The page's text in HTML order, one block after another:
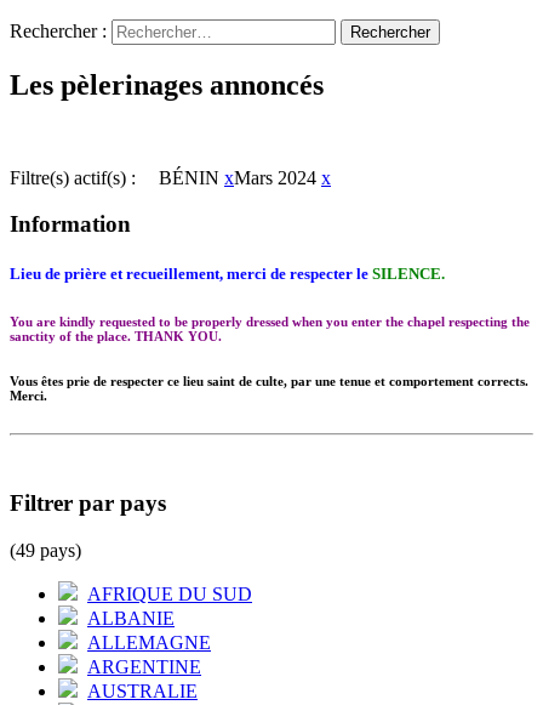
Rechercher :
Les pèlerinages annoncés
Filtre(s) actif(s) : BÉNIN xMars 2024 x
Information
Lieu de prière et recueillement, merci de respecter le SILENCE.
You are kindly requested to be properly dressed when you enter the chapel respecting the
sanctity of the place. THANK YOU.
Vous êtes prie de respecter ce lieu saint de culte, par une tenue et comportement corrects.
Merci.
Filtrer par pays
(49 pays)
AFRIQUE DU SUD
ALBANIE
ALLEMAGNE
ARGENTINE
AUSTRALIE